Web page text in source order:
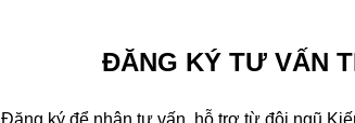
ĐĂNG KÝ TƯ VẤN
Đăng ký để nhận tư vấn, hỗ trợ từ đội ngũ